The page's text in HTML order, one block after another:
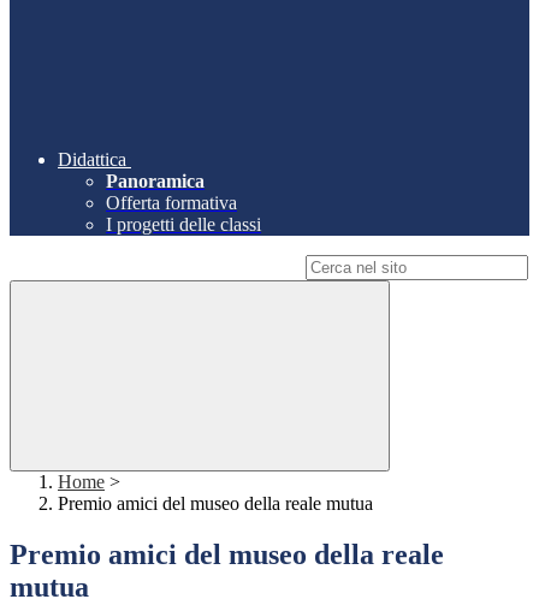
Didattica
Panoramica
Offerta formativa
I progetti delle classi
Home >
Premio amici del museo della reale mutua
Premio amici del museo della reale
mutua